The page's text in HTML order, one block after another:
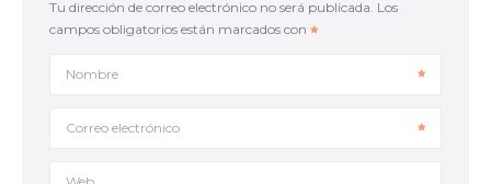
Tu dirección de correo electrónico no será publicada. Los
campos obligatorios están marcados con
Nombre
Correo electrónico